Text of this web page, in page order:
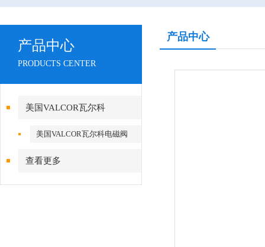
产品中心
PRODUCTS CENTER
美国VALCOR瓦尔科
美国VALCOR瓦尔科电磁阀
查看更多
产品中心